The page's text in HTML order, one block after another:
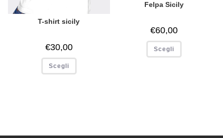
T-shirt sicily
€30,00
Scegli
Felpa Sicily
€60,00
Scegli